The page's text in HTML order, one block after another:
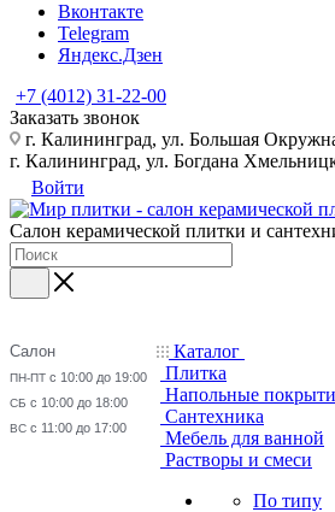
Вконтакте
Telegram
Яндекс.Дзен
+7 (4012) 31-22-00
Заказать звонок
г. Калининград, ул. Большая
г. Калининград, ул. Богдана
Войти
Салон керамической плитки и
Салон
ПН-ПТ с 10:00 до 19:00
СБ с 10:00 до 18:00
ВС с 11:00 до 17:00
Каталог
Плитка
Напольные
Сантехника
Мебель для ванной
Растворы и смеси
По типу